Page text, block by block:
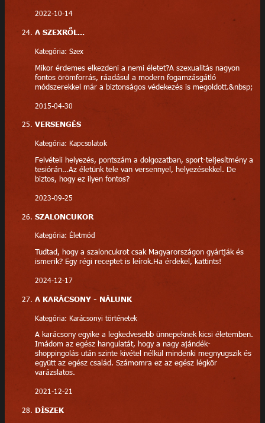
2022-10-14
A SZEXRŐL...
Kategória: Szex
Mikor érdemes elkezdeni a nemi életet?A szexualitás nagyon
fontos örömforrás, ráadásul a modern fogamzásgátló
módszerekkel már a biztonságos védekezés is megoldott.&nbsp;
2015-04-30
VERSENGÉS
Kategória: Kapcsolatok
Felvételi helyezés, pontszám a dolgozatban, sport-teljesítmény a
tesiórán…Az életünk tele van versennyel, helyezésekkel. De
biztos, hogy ez ilyen fontos?
2023-09-25
SZALONCUKOR
Kategória: Életmód
Tudtad, hogy a szaloncukrot csak Magyarországon gyártják és
ismerik? Egy régi receptet is leírok.Ha érdekel, kattints!
2024-12-17
A KARÁCSONY - NÁLUNK
Kategória: Karácsonyi történetek
A karácsony egyike a legkedvesebb ünnepeknek kicsi életemben.
Imádom az egész hangulatát, hogy a nagy ajándék-
shoppingolás után szinte kivétel nélkül mindenki megnyugszik és
együtt az egész család. Számomra ez az egész légkör
varázslatos.
2021-12-21
DÍSZEK